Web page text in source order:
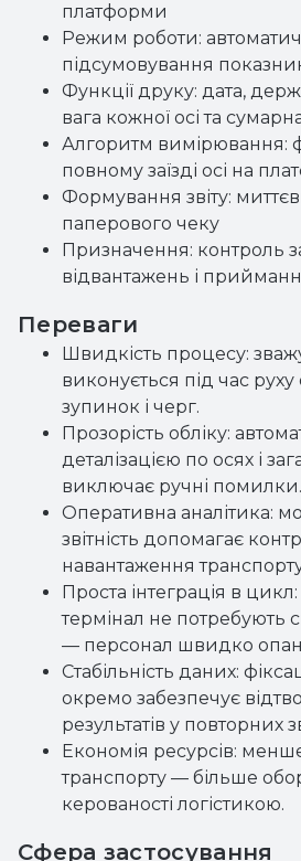
платформи
Режим роботи:
підсумовування
Функції друку: дата,
вага кожної осі та
Алгоритм вимірювання:
повному заїзді осі на
Формування звіту:
паперового чеку
Призначення: контроль
відвантажень і
Переваги
Швидкість процесу:
виконується під час
зупинок і черг.
Прозорість обліку:
деталізацією по осях і
виключає ручні помилки.
Оперативна аналітика:
звітність допомагає
навантаження
Проста інтеграція в
термінал не потребують
— персонал швидко
Стабільність даних:
окремо забезпечує
результатів у повторних
Економія ресурсів:
транспорту — більше
керованості логістикою.
Сфера застосування